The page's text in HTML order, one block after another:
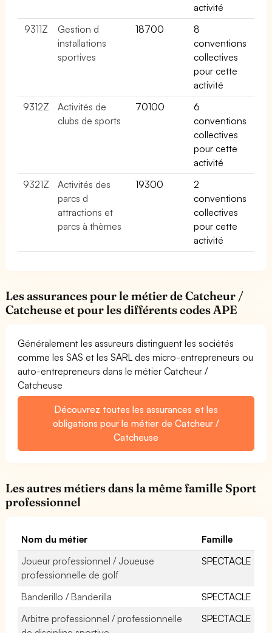
activité
9311Z
Gestion d
installations
sportives
18700
8
conventions
collectives
pour cette
activité
9312Z
Activités de
clubs de sports
70100
6
conventions
collectives
pour cette
activité
9321Z
Activités des
parcs d
attractions et
parcs à thèmes
19300
2
conventions
collectives
pour cette
activité
Les assurances pour le métier de Catcheur /
Catcheuse et pour les différents codes APE
Généralement les assureurs distinguent les sociétés
comme les SAS et les SARL des micro-entrepreneurs ou
auto-entrepreneurs dans le métier Catcheur /
Catcheuse
Découvrez toutes les assurances et les
obligations pour le métier de Catcheur /
Catcheuse
Les autres métiers dans la même famille Sport
professionnel
Nom du métier
Famille
Joueur professionnel / Joueuse
professionnelle de golf
SPECTACLE
Banderillo / Banderilla
SPECTACLE
Arbitre professionnel / professionnelle
SPECTACLE